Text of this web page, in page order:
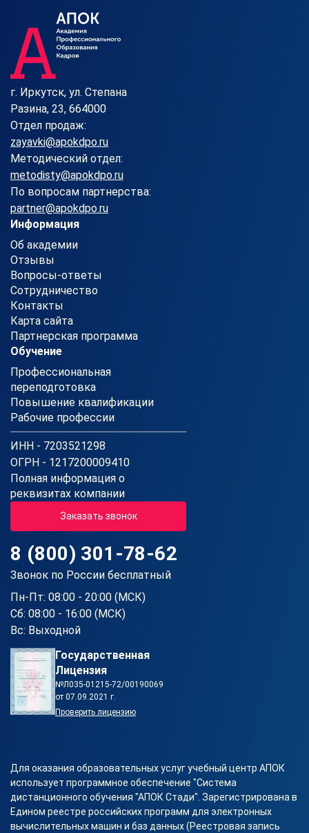
г. Иркутск, ул. Степана
Разина, 23, 664000
Отдел продаж:
zayavki@apokdpo.ru
Методический отдел:
metodisty@apokdpo.ru
По вопросам партнерства:
partner@apokdpo.ru
Информация
Об академии
Отзывы
Вопросы-ответы
Сотрудничество
Контакты
Карта сайта
Партнерская программа
Обучение
Профессиональная
переподготовка
Повышение квалификации
Рабочие профессии
ИНН - 7203521298
ОГРН - 1217200009410
Полная информация о
реквизитах компании
Заказать звонок
8 (800) 301-78-62
Звонок по России бесплатный
Пн-Пт: 08:00 - 20:00 (МСК)
Сб: 08:00 - 16:00 (МСК)
Вс: Выходной
Государственная
Лицензия
№Л035-01215-72/00190069
от 07.09.2021 г.
Проверить лицензию
Для оказания образовательных услуг учебный центр АПОК
использует программное обеспечение "Система
дистанционного обучения "АПОК Стади". Зарегистрирована в
Едином реестре российских программ для электронных
вычислительных машин и баз данных (Реестровая запись